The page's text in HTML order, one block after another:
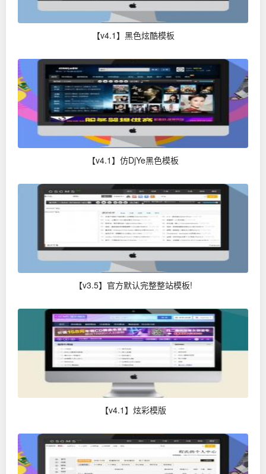
【v4.1】黑色炫酷模板
【v4.1】仿DjYe黑色模板
【v3.5】官方默认完整整站模板!
【v4.1】炫彩模版